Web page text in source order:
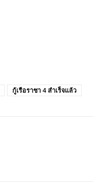
กู้เรือราชา 4 สำเร็จแล้ว